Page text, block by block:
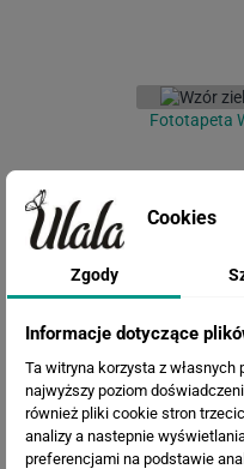
Fototapeta
Fototapeta
Cookies
Zgody
Informacje dotyczące
Ta witryna korzysta z
najwyższy poziom
również pliki cookie stron
analizy a nastepnie
preferencjami na podstawie